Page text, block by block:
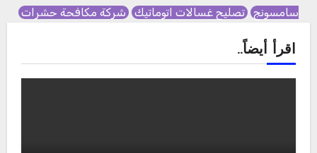
سامسونج تصليح غسالات اتوماتيك شركة مكافحة حشرات
اقرأ أيضاً..